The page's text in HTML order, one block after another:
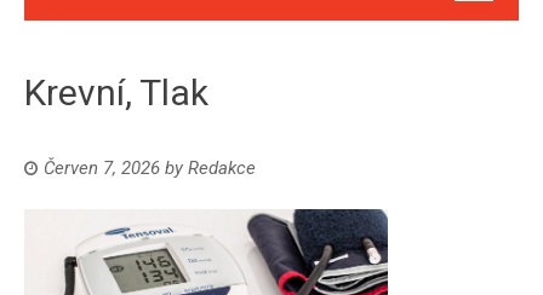
v
í
Krevní, Tlak
Červen 7, 2026 by Redakce